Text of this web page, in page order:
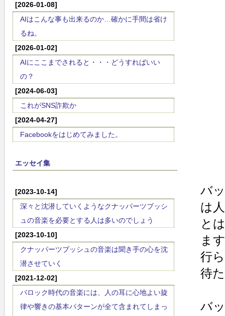
[2026-01-08]
AIはこんな事も出来るのか…確かに手間は省け
るね。
[2026-01-02]
AIにここまでされると・・・どうすればいい
の？
[2024-06-03]
これがSNS詐欺か
[2024-04-27]
Facebookをはじめてみました。
エッセイ集
[2023-10-14]
深々と沈潜していくようなクナッパーツブッシ
ュの音楽を必要とする人は多いのでしょう
[2023-10-10]
クナッパーツブッシュの音楽は聞き手の心を沈
潜させていく
[2021-12-02]
バロック時代の音楽には、人の耳に心地よい旋
律や響きの基本パターンが全て含まれてしまっ
バ
は
と
ま
行
待
バ